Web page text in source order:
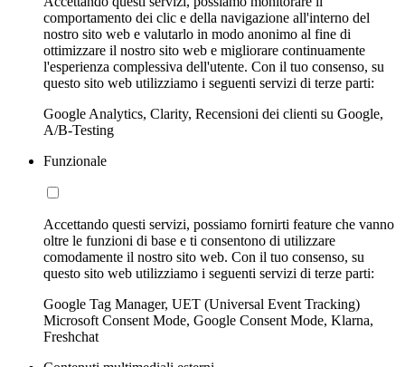
comportamento dei clic e della navigazione all'interno del
nostro sito web e valutarlo in modo anonimo al fine di
ottimizzare il nostro sito web e migliorare continuamente
l'esperienza complessiva dell'utente. Con il tuo consenso, su
questo sito web utilizziamo i seguenti servizi di terze parti:
Google Analytics, Clarity, Recensioni dei clienti su Google,
A/B-Testing
Funzionale
Accettando questi servizi, possiamo fornirti feature che vanno
oltre le funzioni di base e ti consentono di utilizzare
comodamente il nostro sito web. Con il tuo consenso, su
questo sito web utilizziamo i seguenti servizi di terze parti:
Google Tag Manager, UET (Universal Event Tracking)
Microsoft Consent Mode, Google Consent Mode, Klarna,
Freshchat